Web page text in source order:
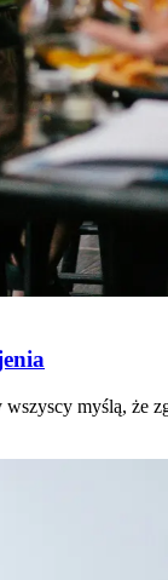
wszyscy myślą,